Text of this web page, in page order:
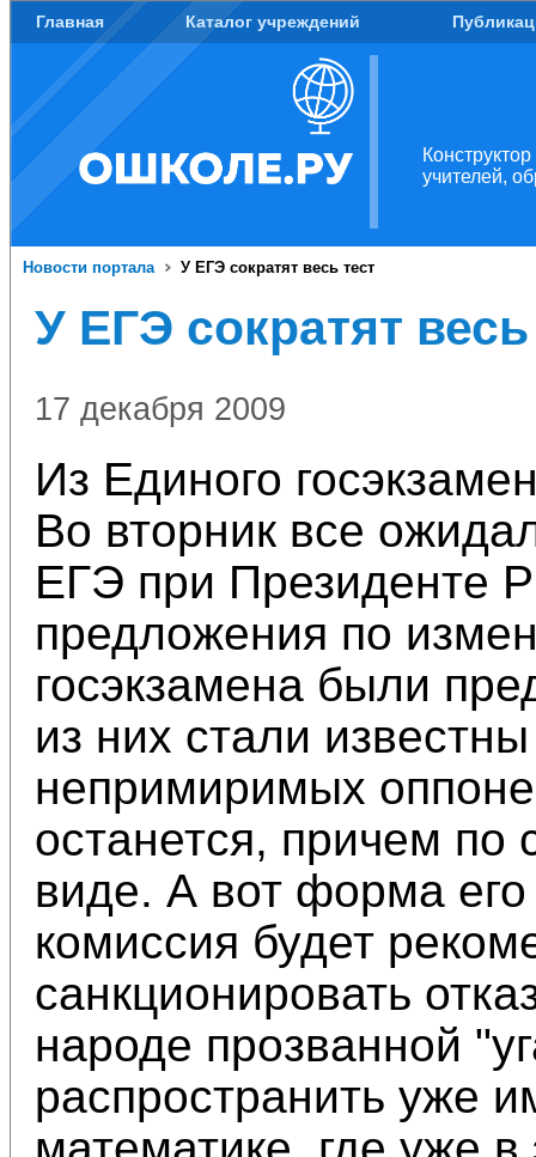
Главная Каталог учреждений
учителей,
Новости портала У ЕГЭ сократят весь тест
У ЕГЭ сократят весь
17 декабря 2009
Из Единого
Во вторник все
ЕГЭ при Президенте
предложения по
госэкзамена были
из них стали
непримиримых
останется, причем
виде. А вот форма
комиссия будет
санкционировать
народе прозванной
распространить уже